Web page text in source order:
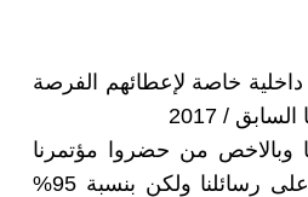
داخلية خاصة لإعطائهم الفرصة
/ 2017
وبالاخص من حضروا مؤتمرنا
السابق المشار اليه ايجابيا بنسبة 89% ممن ردوا على رسائلنا ولكن بنسبة 95%